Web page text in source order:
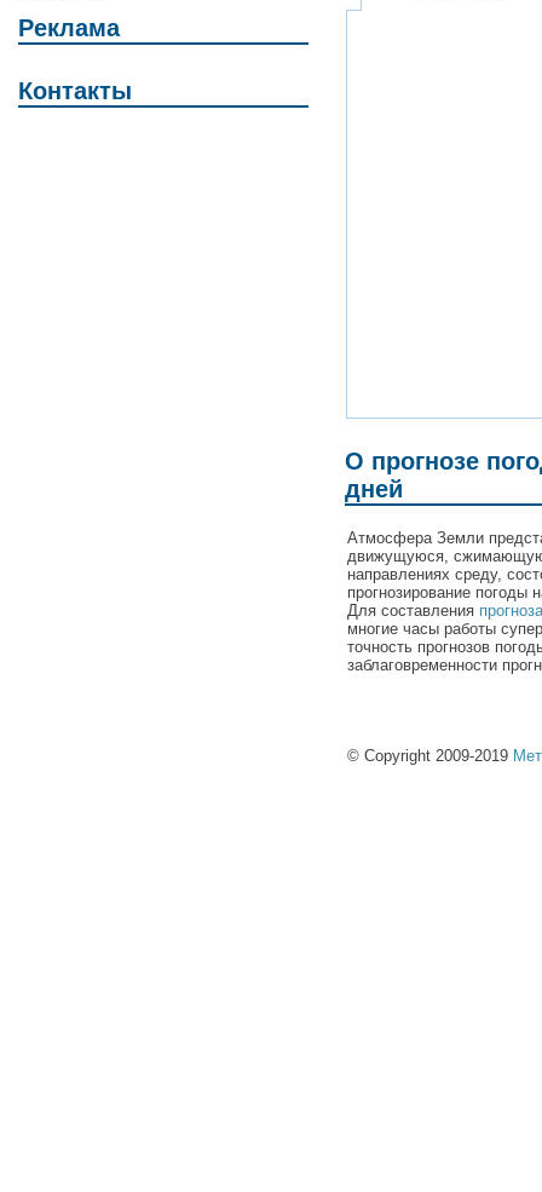
Реклама
Контакты
О прогнозе
дней
Атмосфера Земли
движущуюся,
направлениях среду,
прогнозирование погоды
Для составления
многие часы работы
точность прогнозов
заблаговременности
© Copyright 2009-2019